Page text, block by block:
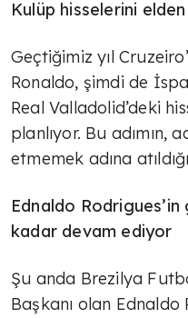
Kulüp hisselerini elden
Geçtiğimiz yıl
Ronaldo, şimdi de
Real Valladolid’deki
planlıyor. Bu adımın,
etmemek adına
Ednaldo
kadar devam ediyor
Şu anda Brezilya
Başkanı olan Ednaldo